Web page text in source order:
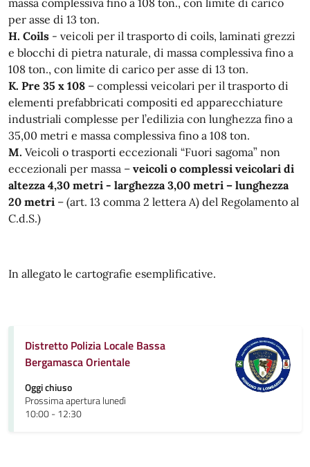
massa complessiva fino a 108 ton., con limite di carico
per asse di 13 ton.
H. Coils - veicoli per il trasporto di coils, laminati grezzi
e blocchi di pietra naturale, di massa complessiva fino a
108 ton., con limite di carico per asse di 13 ton.
K. Pre 35 x 108 – complessi veicolari per il trasporto di
elementi prefabbricati compositi ed apparecchiature
industriali complesse per l’edilizia con lunghezza fino a
35,00 metri e massa complessiva fino a 108 ton.
M. Veicoli o trasporti eccezionali “Fuori sagoma” non
eccezionali per massa – veicoli o complessi veicolari di
altezza 4,30 metri - larghezza 3,00 metri – lunghezza
20 metri – (art. 13 comma 2 lettera A) del Regolamento al
C.d.S.)
In allegato le cartografie esemplificative.
Distretto Polizia Locale Bassa
Bergamasca Orientale
Oggi chiuso
Prossima apertura lunedì
10:00 - 12:30